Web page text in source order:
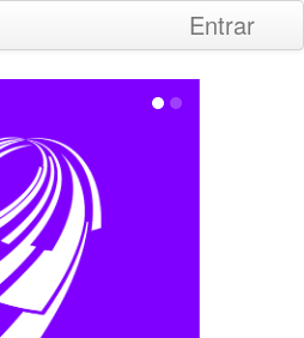
Entrar